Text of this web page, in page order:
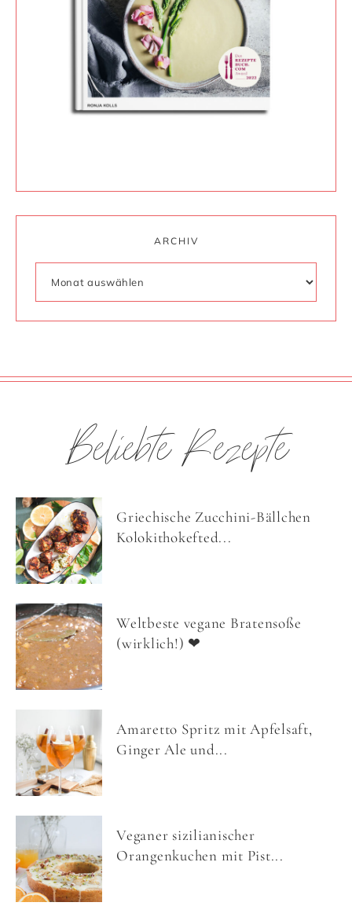
ARCHIV
Beliebte Rezepte
Griechische Zucchini-Bällchen
Kolokithokefted...
Weltbeste vegane Bratensoße
(wirklich!) ❤
Amaretto Spritz mit Apfelsaft,
Ginger Ale und...
Veganer sizilianischer
Orangenkuchen mit Pist...